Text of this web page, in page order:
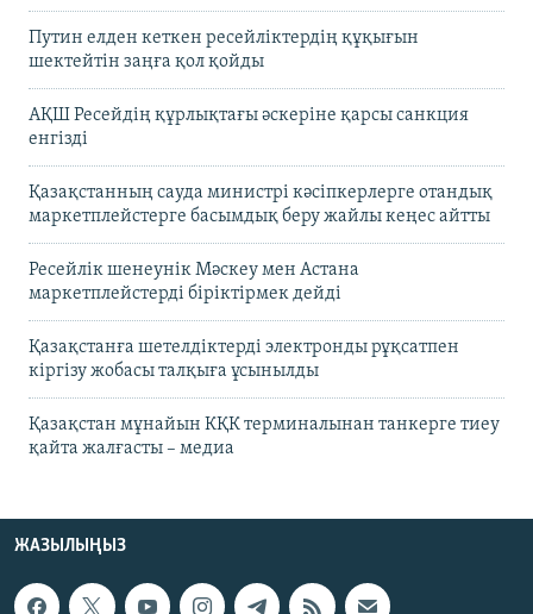
Путин елден кеткен ресейліктердің құқығын
шектейтін заңға қол қойды
АҚШ Ресейдің құрлықтағы әскеріне қарсы санкция
енгізді
Қазақстанның сауда министрі кәсіпкерлерге отандық
маркетплейстерге басымдық беру жайлы кеңес айтты
Ресейлік шенеунік Мәскеу мен Астана
маркетплейстерді біріктірмек дейді
Қазақстанға шетелдіктерді электронды рұқсатпен
кіргізу жобасы талқыға ұсынылды
Қазақстан мұнайын КҚК терминалынан танкерге тиеу
қайта жалғасты – медиа
ЖАЗЫЛЫҢЫЗ